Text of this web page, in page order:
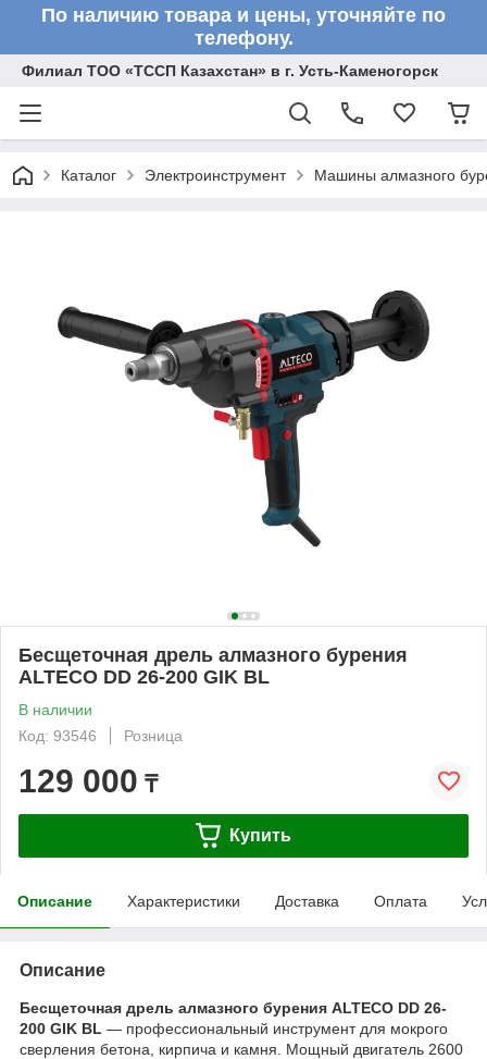
По наличию товара и цены, уточняйте по
телефону.
Филиал ТОО «ТССП Казахстан» в г. Усть-Каменогорск
Каталог Электроинструмент Машины алмазного
Бесщеточная дрель алмазного бурения
ALTECO DD 26-200 GIK BL
В наличии
Код: 93546
Розница
129 000 ₸
Купить
Описание Характеристики Доставка Оплата
Описание
Бесщеточная дрель алмазного бурения ALTECO DD 26-
200 GIK BL​ — профессиональный инструмент для мокрого
сверления бетона, кирпича и камня. Мощный двигатель 2600